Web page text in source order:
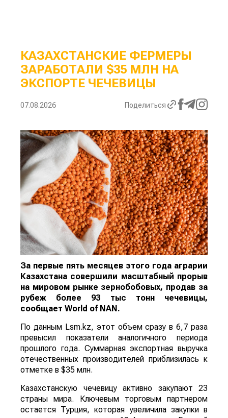
КАЗАХСТАНСКИЕ ФЕРМЕРЫ
ЗАРАБОТАЛИ $35 МЛН НА
ЭКСПОРТЕ ЧЕЧЕВИЦЫ
07.08.2026 Поделиться
За первые пять месяцев этого года аграрии
Казахстана совершили масштабный прорыв
на мировом рынке зернобобовых, продав за
рубеж более 93 тыс тонн чечевицы,
сообщает World of NAN.
По данным Lsm.kz, этот объем сразу в 6,7 раза
превысил показатели аналогичного периода
прошлого года. Суммарная экспортная выручка
отечественных производителей приблизилась к
отметке в $35 млн.
Казахстанскую чечевицу активно закупают 23
страны мира. Ключевым торговым партнером
остается Турция, которая увеличила закупки в